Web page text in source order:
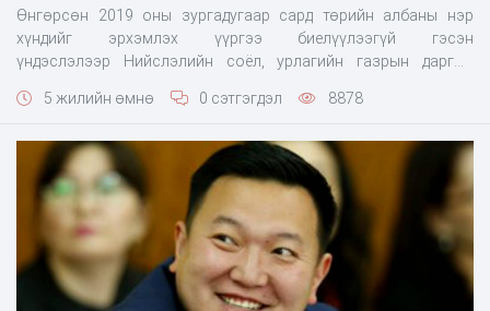
Өнгөрсөн 2019 оны зургадугаар сард төрийн албаны нэр
хүндийг эрхэмлэх үүргээ биелүүлээгүй гэсэн
үндэслэлээр Нийслэлийн соёл, урлагийн газрын даргын
/2020.12.11/ тус албан тушаалдаа эргэн
нэг жил хагасын хугацаанд гурван шатны шүүхэд хандаж,
хөөцөлдсөни
5 жилийн өмнө 0 сэтгэгдэл 8878